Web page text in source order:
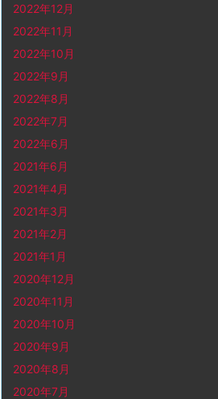
2022年12月
2022年11月
2022年10月
2022年9月
2022年8月
2022年7月
2022年6月
2021年6月
2021年4月
2021年3月
2021年2月
2021年1月
2020年12月
2020年11月
2020年10月
2020年9月
2020年8月
2020年7月